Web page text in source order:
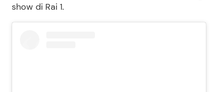
show di Rai 1.